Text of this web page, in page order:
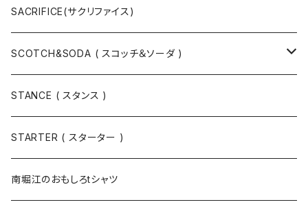
ベルト / サスペンダー
ニット
スウェット
Tシャツ / カットソー
半袖
長袖
手袋
ソックス
SACRIFICE(サクリファイス)
SCOTCH&SODA ( スコッチ＆ソーダ )
トップス
ボトムス
アウター
STANCE ( スタンス )
STARTER ( スターター )
南堀江のおもしろtシャツ